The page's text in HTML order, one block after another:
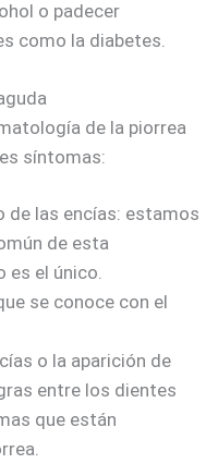
o padecer
como la diabetes.
de la piorrea
síntomas:
de las encías: estamos
de esta
es el único.
se conoce con el
o la aparición de
entre los dientes
que están